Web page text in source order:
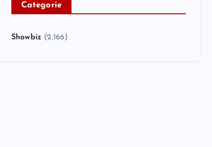
Categorie
Showbiz (2,166)